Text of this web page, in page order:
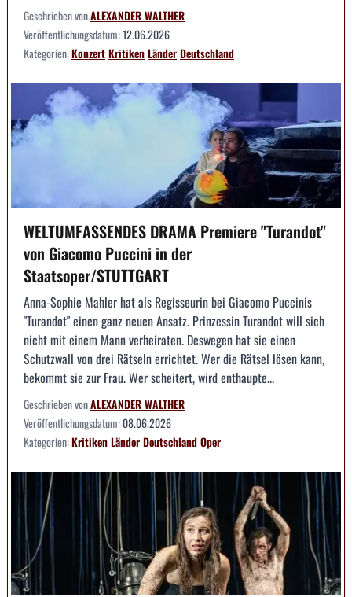
Geschrieben vonALEXANDER WALTHER
Veröffentlichungsdatum:12.06.2026
Kategorien:KonzertKritikenLänderDeutschland
WELTUMFASSENDES DRAMA Premiere "Turandot"
von Giacomo Puccini in der
Staatsoper/STUTTGART
Anna-Sophie Mahler hat als Regisseurin bei Giacomo Puccinis
"Turandot" einen ganz neuen Ansatz. Prinzessin Turandot will sich
nicht mit einem Mann verheiraten. Deswegen hat sie einen
Schutzwall von drei Rätseln errichtet. Wer die Rätsel lösen kann,
bekommt sie zur Frau. Wer scheitert, wird enthaupte...
Geschrieben vonALEXANDER WALTHER
Veröffentlichungsdatum:08.06.2026
Kategorien:KritikenLänderDeutschlandOper